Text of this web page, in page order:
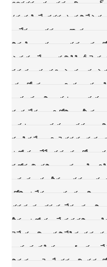
63వరకూ,ప్రధానమంత్రిగా
(మరణించే వరకూ)
గాచేస్తూ అదనంగా కొంత
నిర్వహించారు. ఆ సమ యంలో
పొరుగు దేశాల వత్తిడికి
సమస్యలకు పరి ష్కారం
యంలో కూడా వారి సంతానం
వారు.ప్రధానిగా కుటుంబ
కూర్చలేదు.వారిలోని జాతీయ
ఆకుటుం బ సభ్యుల
వలసినదే.వారి పెద్దకుమారుడు
ఉద్యోగం చేసే సమయంలో,
పదోన్నతి కల్పిం
ఆసంస్థవారు నీకు అర్హతలు
లోని ఉద్ధేశ్యం వారు ప్రధానిగా
చవచ్చును.కనుక నేను
నీవు ఉద్యోగం చేయవద్దని
రైల్వేమంత్రిగా పనిచేసిన
బాధ్యత వహిస్తూ రాజీనామా
నిర్ణయా లపై కేంద్రమంత్రి